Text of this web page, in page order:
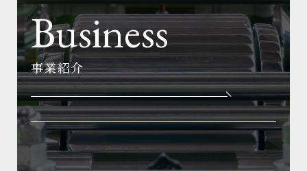
Business
事業紹介